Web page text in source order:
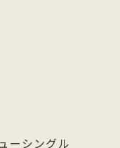
ーシングル